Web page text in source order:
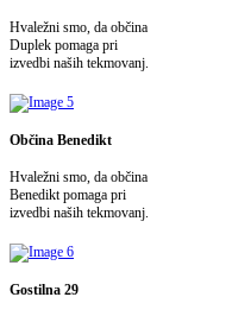
Hvaležni smo, da občina
Duplek pomaga pri
izvedbi naših tekmovanj.
Občina Benedikt
Hvaležni smo, da občina
Benedikt pomaga pri
izvedbi naših tekmovanj.
Gostilna 29